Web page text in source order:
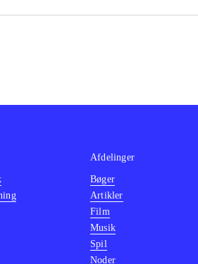
Afdelinger
Bøger
Artikler
Film
Musik
Spil
Noder